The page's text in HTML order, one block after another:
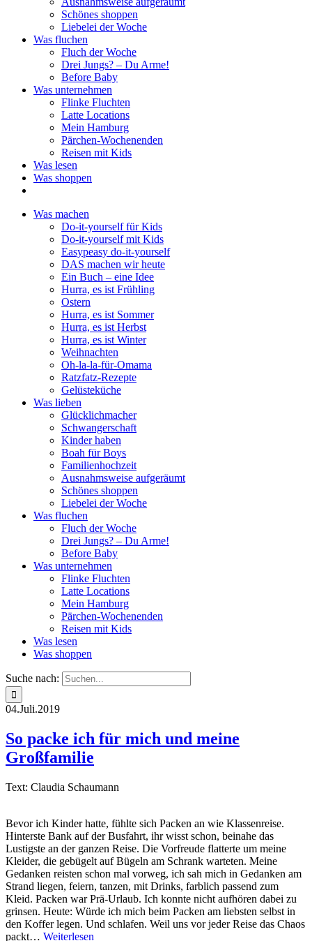
Schönes shoppen
Liebelei der Woche
Was fluchen
Fluch der Woche
Drei Jungs? – Du Arme!
Before Baby
Was unternehmen
Flinke Fluchten
Latte Locations
Mein Hamburg
Pärchen-Wochenenden
Reisen mit Kids
Was lesen
Was shoppen
Was machen
Do-it-yourself für Kids
Do-it-yourself mit Kids
Easypeasy do-it-yourself
DAS machen wir heute
Ein Buch – eine Idee
Hurra, es ist Frühling
Ostern
Hurra, es ist Sommer
Hurra, es ist Herbst
Hurra, es ist Winter
Weihnachten
Oh-la-la-für-Omama
Ratzfatz-Rezepte
Gelüsteküche
Was lieben
Glücklichmacher
Schwangerschaft
Kinder haben
Boah für Boys
Familienhochzeit
Ausnahmsweise aufgeräumt
Schönes shoppen
Liebelei der Woche
Was fluchen
Fluch der Woche
Drei Jungs? – Du Arme!
Before Baby
Was unternehmen
Flinke Fluchten
Latte Locations
Mein Hamburg
Pärchen-Wochenenden
Reisen mit Kids
Was lesen
Was shoppen
Suche nach:
04.Juli.2019
So packe ich für mich und meine
Großfamilie
Text: Claudia Schaumann
Bevor ich Kinder hatte, fühlte sich Packen an wie Klassenreise.
Hinterste Bank auf der Busfahrt, ihr wisst schon, beinahe das
Lustigste an der ganzen Reise. Die Vorfreude flatterte um meine
Kleider, die gebügelt auf Bügeln am Schrank warteten. Meine
Gedanken reisten schon mal vorweg, ich sah mich in Gedanken am
Strand liegen, feiern, tanzen, mit Drinks, farblich passend zum
Kleid. Packen war Prä-Urlaub. Ich konnte nicht aufhören dabei zu
grinsen. Heute: Würde ich mich beim Packen am liebsten selbst in
den Koffer legen. Und schlafen. Weil uns vor jeder Reise das Chaos
packt… Weiterlesen